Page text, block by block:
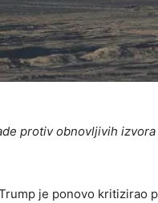
protiv obnovljivih
je ponovo kritizirao